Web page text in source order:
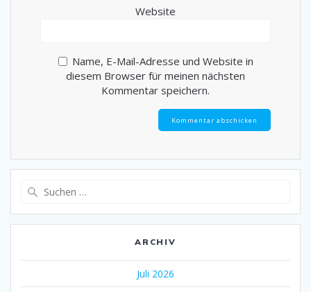
Website
Name, E-Mail-Adresse und Website in
diesem Browser für meinen nächsten
Kommentar speichern.
ARCHIV
Juli 2026